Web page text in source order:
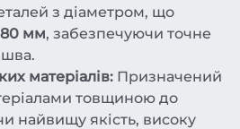
з діаметром, що
80 мм, забезпечуючи точне
матеріалів: Призначений
товщиною до
найвищу якість, високу